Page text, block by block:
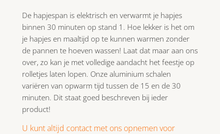
De hapjespan is elektrisch en verwarmt je hapjes
binnen 30 minuten op stand 1. Hoe lekker is het om
je hapjes en maaltijd op te kunnen warmen zonder
de pannen te hoeven wassen! Laat dat maar aan ons
over, zo kan je met volledige aandacht het feestje op
rolletjes laten lopen. Onze aluminium schalen
variëren van opwarm tijd tussen de 15 en de 30
minuten. Dit staat goed beschreven bij ieder
product!
U kunt altijd contact met ons opnemen voor